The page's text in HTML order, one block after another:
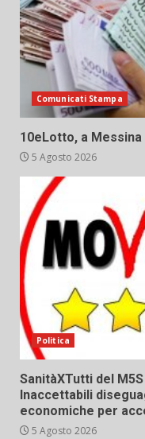
Comunicati Stampa
10eLotto, a
5 Agosto 2026
Politica
SanitàXTutti del
Inaccettabili
economiche per
5 Agosto 2026